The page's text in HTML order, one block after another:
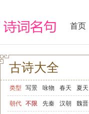
首页
古诗大全
类型 写景 咏物 春天 夏天
写山 写水 长江 黄河
朝代 不限 先秦 汉朝 魏晋